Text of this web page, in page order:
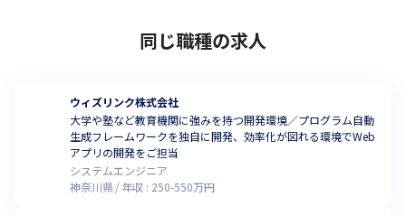
同じ職種の求人
ウィズリンク株式会社
大学や塾など教育機関に強みを持つ開発環境／プログラム自動
生成フレームワークを独自に開発、効率化が図れる環境でWeb
アプリの開発をご担当
システムエンジニア
神奈川県
年収 : 250-550万円